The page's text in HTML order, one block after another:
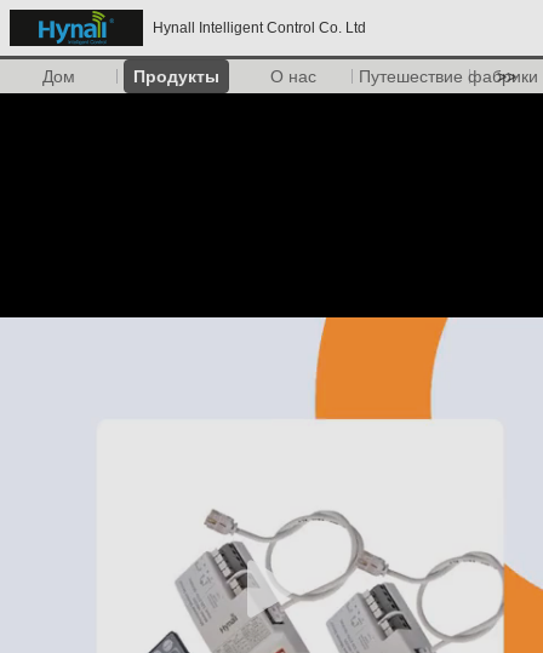
Hynall Intelligent Control Co. Ltd
Дом Продукты О нас Путешествие фабрики
>>